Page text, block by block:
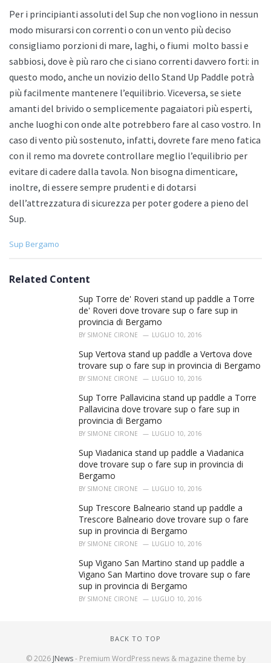
Per i principianti assoluti del Sup che non vogliono in nessun
modo misurarsi con correnti o con un vento più deciso
consigliamo porzioni di mare, laghi, o fiumi molto bassi e
sabbiosi, dove è più raro che ci siano correnti davvero forti: in
questo modo, anche un novizio dello Stand Up Paddle potrà
più facilmente mantenere l’equilibrio. Viceversa, se siete
amanti del brivido o semplicemente pagaiatori più esperti,
anche luoghi con onde alte potrebbero fare al caso vostro. In
caso di vento più sostenuto, infatti, dovrete fare meno fatica
con il remo ma dovrete controllare meglio l’equilibrio per
evitare di cadere dalla tavola. Non bisogna dimenticare,
inoltre, di essere sempre prudenti e di dotarsi
dell’attrezzatura di sicurezza per poter godere a pieno del
Sup.
C
e
Sup Bergamo
Related Content
Sup Torre de' Roveri stand up paddle a Torre
de' Roveri dove trovare sup o fare sup in
provincia di Bergamo
BY SIMONE CIRONE LUGLIO 10, 2016
Sup Vertova stand up paddle a Vertova dove
trovare sup o fare sup in provincia di Bergamo
BY SIMONE CIRONE LUGLIO 10, 2016
Sup Torre Pallavicina stand up paddle a Torre
Pallavicina dove trovare sup o fare sup in
provincia di Bergamo
BY SIMONE CIRONE LUGLIO 10, 2016
Sup Viadanica stand up paddle a Viadanica
dove trovare sup o fare sup in provincia di
Bergamo
BY SIMONE CIRONE LUGLIO 10, 2016
Sup Trescore Balneario stand up paddle a
Trescore Balneario dove trovare sup o fare
sup in provincia di Bergamo
BY SIMONE CIRONE LUGLIO 10, 2016
Sup Vigano San Martino stand up paddle a
Vigano San Martino dove trovare sup o fare
sup in provincia di Bergamo
BY SIMONE CIRONE LUGLIO 10, 2016
BACK TO TOP
© 2026 JNews- Premium WordPress news & magazine theme by